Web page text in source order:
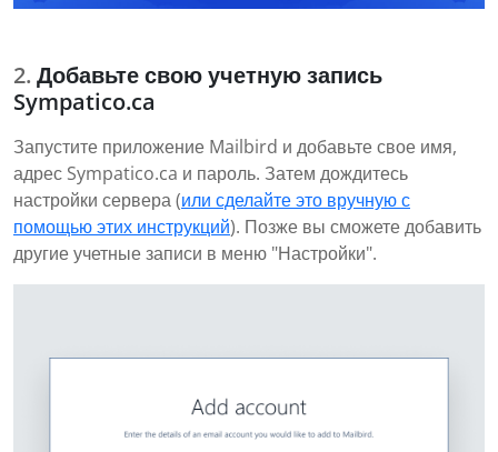
Добавьте свою учетную запись
Sympatico.ca
Запустите приложение Mailbird и добавьте свое имя,
адрес Sympatico.ca и пароль. Затем дождитесь
настройки сервера (или сделайте это вручную с
помощью этих инструкций). Позже вы сможете добавить
другие учетные записи в меню "Настройки".